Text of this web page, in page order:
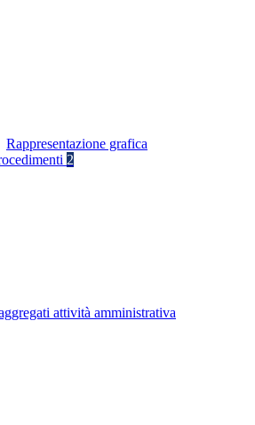
Rappresentazione grafica
2
attività amministrativa